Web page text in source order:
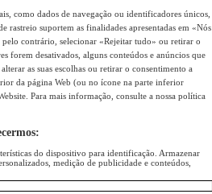
como dados de navegação ou identificadores únicos,
rastreio suportem as finalidades apresentadas em «Nós
pelo contrário, selecionar «Rejeitar tudo» ou retirar o
forem desativados, alguns conteúdos e anúncios que
as suas escolhas ou retirar o consentimento a
da página Web (ou no ícone na parte inferior
Para mais informação, consulte a nossa política
do dispositivo para identificação. Armazenar
medição de publicidade e conteúdos,